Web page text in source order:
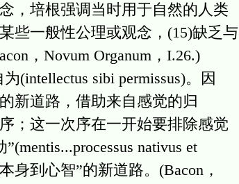
，培根强调当时用于自然的人类
些一般性公理或观念，(15)缺乏与
，Novum Organum，I.26.)
sibi permissus)。因
新道路，借助来自感觉的归
；这一次序在一开始要排除感觉
nativus et
身到心智”的新道路。(Bacon，